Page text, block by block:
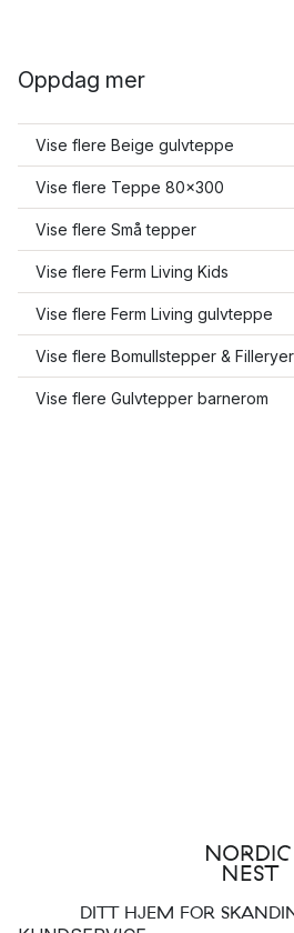
Oppdag mer
Vise flere Beige gulvteppe
Vise flere Teppe 80x300
Vise flere Små tepper
Vise flere Ferm Living Kids
Vise flere Ferm Living gulvteppe
Vise flere Bomullstepper & Filleryer
Vise flere Gulvtepper barnerom
DITT HJEM FOR